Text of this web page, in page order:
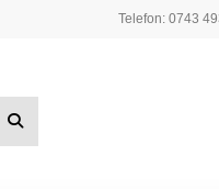
Telefon: 0743